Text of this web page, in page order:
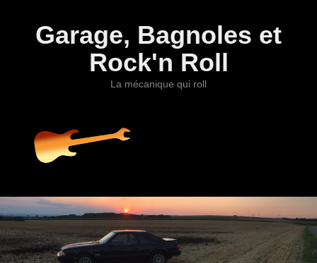
Garage, Bagnoles et
Rock'n Roll
La mécanique qui roll